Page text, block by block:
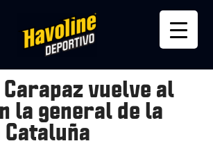
Carapaz vuelve al
la general de la
Cataluña